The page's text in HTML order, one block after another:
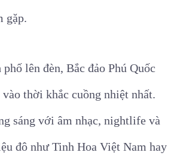
gặp.
lên đèn, Bắc đảo Phú Quốc
thời khắc cuồng nhiệt nhất.
sáng với âm nhạc, nightlife và
đô như Tinh Hoa Việt Nam hay